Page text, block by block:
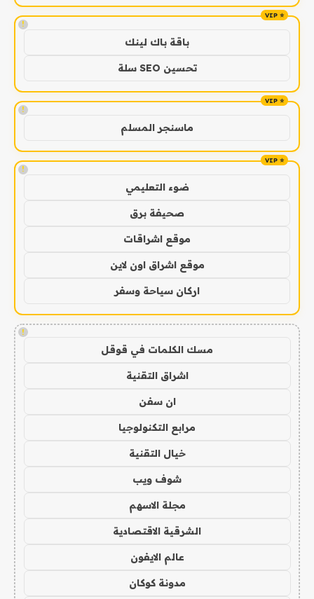
!
باقة باك لينك
تحسين SEO سلة
!
ماسنجر المسلم
!
ضوء التعليمي
صحيفة برق
موقع اشراقات
موقع اشراق اون لاين
اركان سياحة وسفر
!
مسك الكلمات في قوقل
اشراق التقنية
ان سفن
مرابع التكنولوجيا
خيال التقنية
شوف ويب
مجلة الاسهم
الشرقية الاقتصادية
عالم الايفون
مدونة كوكان